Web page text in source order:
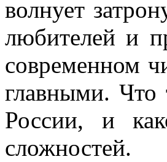
волнует
любителей и
современном
главными. Что
России, и
сложностей.